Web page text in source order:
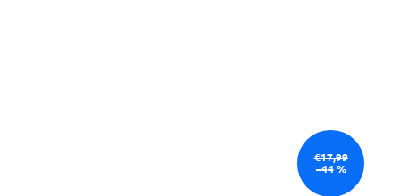
€17,99
–44 %